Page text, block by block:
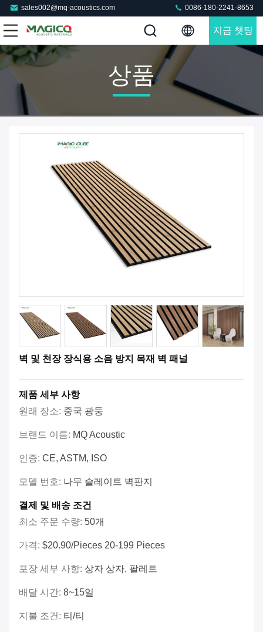
sales002@mq-acoustics.com 0086-180-2241-8653
지금 챗팅
상품
벽 및 천장 장식용 소음 방지 목재 벽 패널
제품 세부 사항
원래 장소: 중국 광둥
브랜드 이름: MQ Acoustic
인증: CE, ASTM, ISO
모델 번호: 나무 슬레이트 벽판지
결제 및 배송 조건
최소 주문 수량: 50개
가격: $20.90/pieces 20-199 Pieces
포장 세부 사항: 상자 상자, 팔레트
배달 시간: 8~15일
지불 조건: 티/티